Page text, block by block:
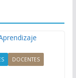
DOCENTES